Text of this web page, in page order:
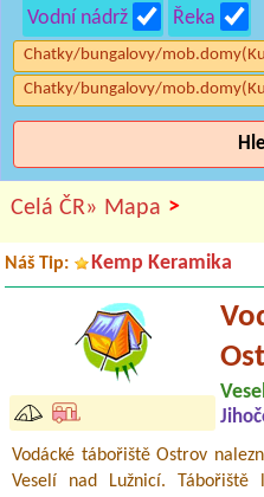
Vodní nádrž
Řeka
Chatky/bungalovy/
Chatky/bungalovy/
Celá ČR» Mapa >
Náš Tip: Kemp Keramika
Vodácké tábořiště Ostrov
Veselí nad Lužnicí.